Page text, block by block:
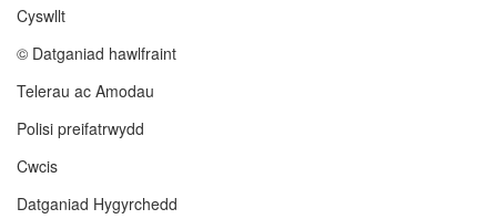
Footer
menu
Cyswllt
© Datganiad hawlfraint
Telerau ac Amodau
Polisi preifatrwydd
Cwcis
Datganiad Hygyrchedd